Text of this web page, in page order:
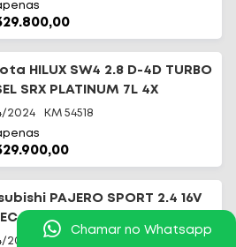
HILUX SW4 2.8 D-4D TURBO
SRX PLATINUM 7L 4X
2024 KM 54518
PAJERO SPORT 2.4 16V
TURBO DIESEL HPE-S AWD
2025
Chamar no Whatsapp